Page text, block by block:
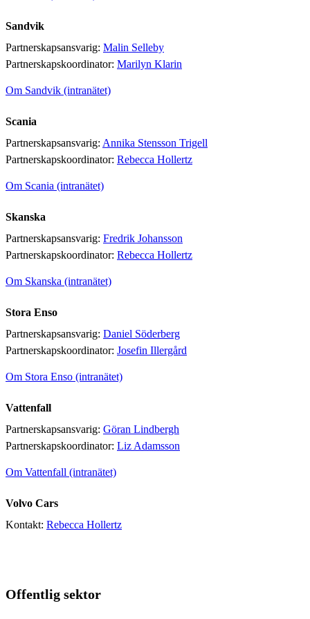
Sandvik
Partnerskapsansvarig: Malin Selleby
Partnerskapskoordinator: Marilyn Klarin
Om Sandvik (intranätet)
Scania
Partnerskapsansvarig: Annika Stensson Trigell
Partnerskapskoordinator: Rebecca Hollertz
Om Scania (intranätet)
Skanska
Partnerskapsansvarig: Fredrik Johansson
Partnerskapskoordinator: Rebecca Hollertz
Om Skanska (intranätet)
Stora Enso
Partnerskapsansvarig: Daniel Söderberg
Partnerskapskoordinator: Josefin Illergård
Om Stora Enso (intranätet)
Vattenfall
Partnerskapsansvarig: Göran Lindbergh
Partnerskapskoordinator: Liz Adamsson
Om Vattenfall (intranätet)
Volvo Cars
Kontakt: Rebecca Hollertz
Offentlig sektor